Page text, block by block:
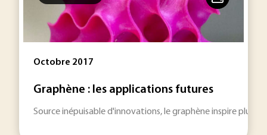
Octobre 2017
Graphène : les applications futures
Source inépuisable d'innovations, le graphène inspire plus